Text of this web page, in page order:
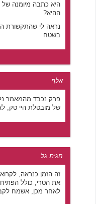
היא כתבה מיומנה
ההיא?
נראה לי שהתקשורת
בשטח
אלף
פרק נכבד מהמאמר
של מובטלת היי טק,
חגית גל
זה הזמן כנראה,
את הטרי, כולל
לאחר מכן, אשמח